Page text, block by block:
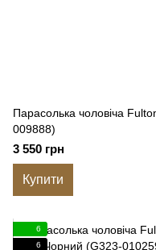
Парасолька чоловіча
009888)
3 550 грн
Купити
6
6